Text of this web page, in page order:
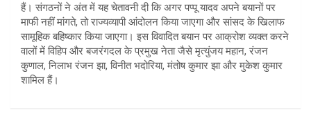
हैं। संगठनों ने अंत में यह चेतावनी दी कि अगर पप्पू यादव अपने बयानों पर
माफी नहीं मांगते, तो राज्यव्यापी आंदोलन किया जाएगा और सांसद के खिलाफ
सामूहिक बहिष्कार किया जाएगा। इस विवादित बयान पर आक्रोश व्यक्त करने
वालों में विहिप और बजरंगदल के प्रमुख नेता जैसे मृत्युंजय महान, रंजन
कुणाल, निलाभ रंजन झा, विनीत भदोरिया, मंतोष कुमार झा और मुकेश कुमार
शामिल हैं।